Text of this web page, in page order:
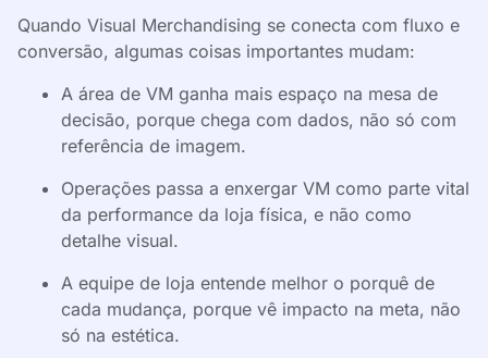
Quando Visual Merchandising se conecta com fluxo e
conversão, algumas coisas importantes mudam:
A área de VM ganha mais espaço na mesa de
decisão, porque chega com dados, não só com
referência de imagem.
Operações passa a enxergar VM como parte vital
da performance da loja física, e não como
detalhe visual.
A equipe de loja entende melhor o porquê de
cada mudança, porque vê impacto na meta, não
só na estética.